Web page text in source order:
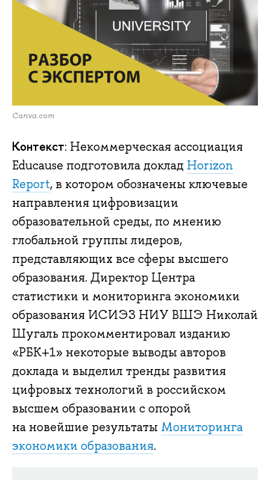
Canva.com
Контекст: Некоммерческая ассоциация
Educause подготовила доклад Horizon
Report, в котором обозначены ключевые
направления цифровизации
образовательной среды, по мнению
глобальной группы лидеров,
представляющих все сферы высшего
образования. Директор Центра
статистики и мониторинга экономики
образования ИСИЭЗ НИУ ВШЭ Николай
Шугаль прокомментировал изданию
«РБК+1» некоторые выводы авторов
доклада и выделил тренды развития
цифровых технологий в российском
высшем образовании с опорой
на новейшие результаты Мониторинга
экономики образования.